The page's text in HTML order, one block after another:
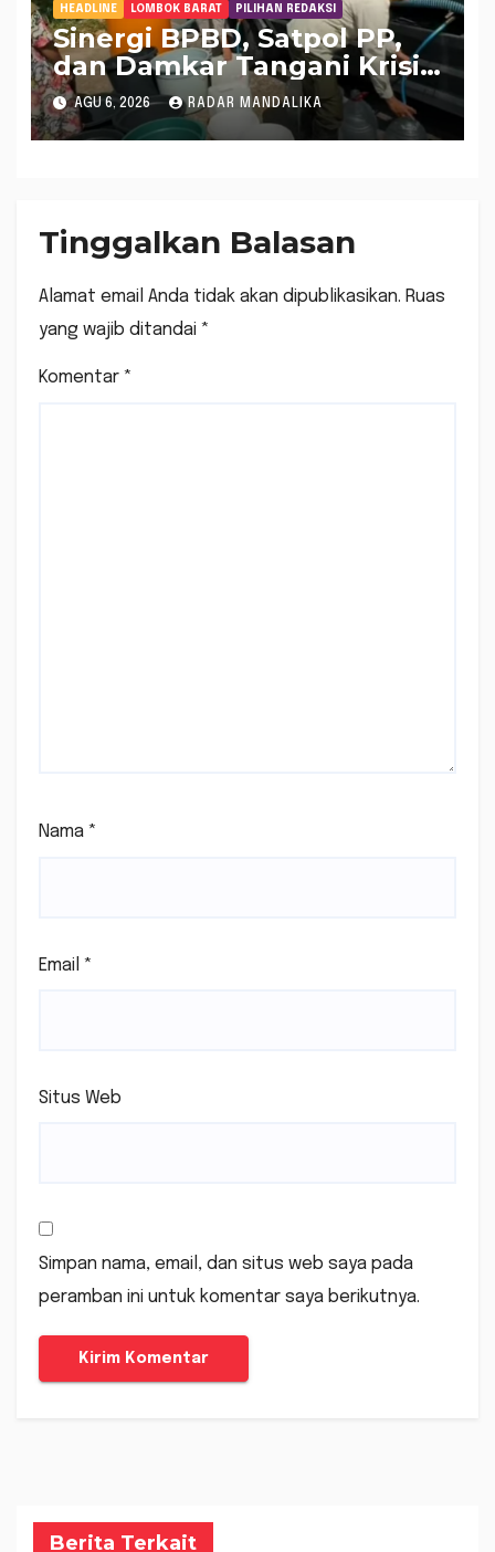
HEADLINE LOMBOK BARAT PILIHAN REDAKSI
Sinergi BPBD, Satpol PP,
dan Damkar Tangani Krisis
Air Bersih di Lobar
AGU 6, 2026 RADAR MANDALIKA
Tinggalkan Balasan
Alamat email Anda tidak akan dipublikasikan. Ruas
yang wajib ditandai *
Komentar *
Nama *
Email *
Situs Web
Simpan nama, email, dan situs web saya pada
peramban ini untuk komentar saya berikutnya.
Berita Terkait